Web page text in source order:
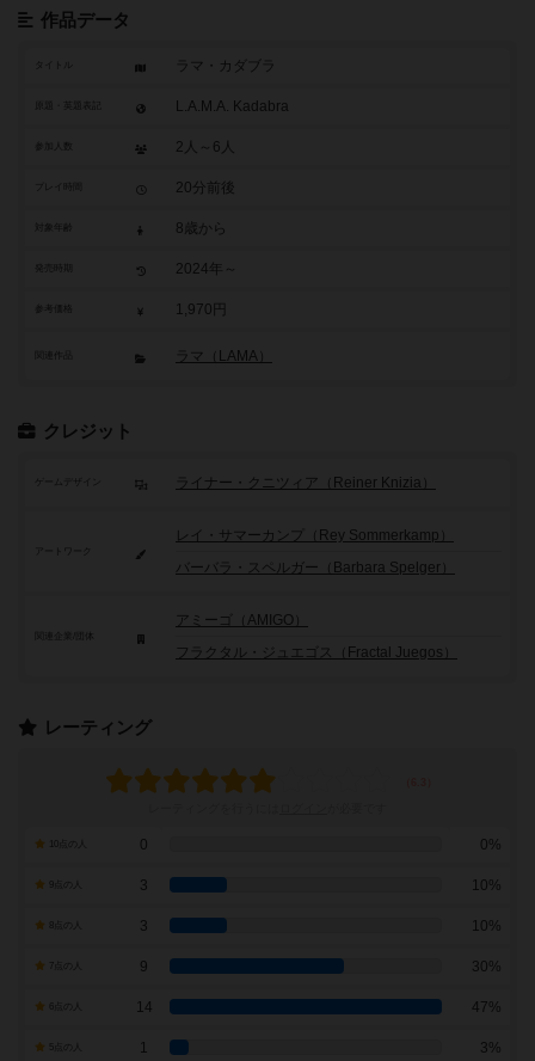
作品データ
タイトル ラマ・カダブラ
原題・英題表記 L.A.M.A. Kadabra
参加人数 2人～6人
20分前後
対象年齢 8歳から
2024年～
参考価格 1,970円
関連作品 ラマ（LAMA）
クレジット
ゲームデザイン ライナー・クニツィア（Reiner Knizia）
アートワーク
レイ・サマーカンプ（Rey Sommerkamp）
バーバラ・スペルガー（Barbara Spelger）
アミーゴ（AMIGO）
フラクタル・ジュエゴス（Fractal Juegos）
レーティング
0 0%
9点の人 3 10%
3 10%
7点の人 9 30%
14 47%
1 3%